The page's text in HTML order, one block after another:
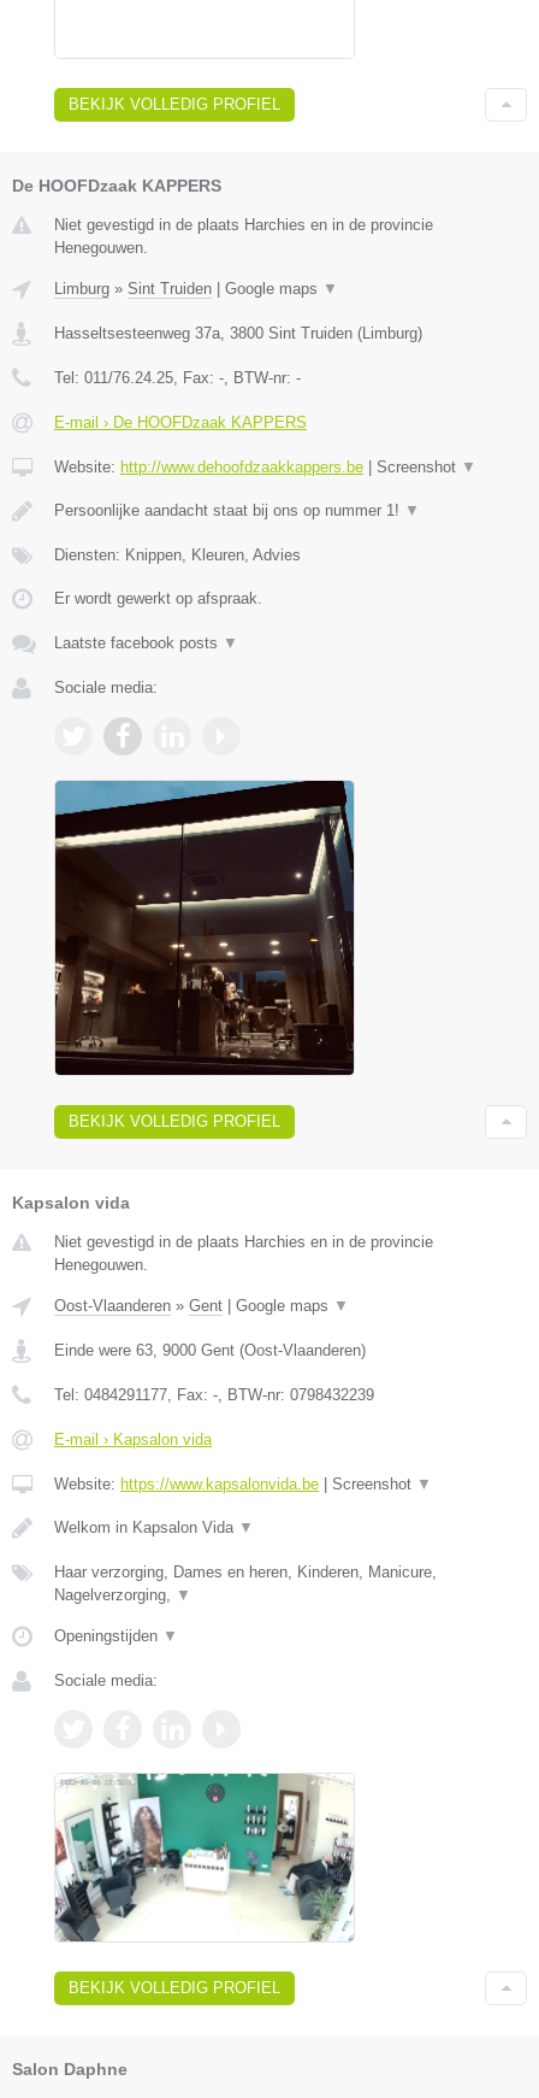
BEKIJK VOLLEDIG PROFIEL
De HOOFDzaak KAPPERS
Niet gevestigd in de plaats Harchies en in de provincie
Henegouwen.
Limburg » Sint Truiden Google maps ▼
Hasseltsesteenweg 37a, 3800 Sint Truiden (Limburg)
Tel: 011/76.24.25, Fax: -, BTW-nr: -
E-mail › De HOOFDzaak KAPPERS
Website: http://www.dehoofdzaakkappers.be Screenshot ▼
Persoonlijke aandacht staat bij ons op nummer 1! ▼
Diensten: Knippen, Kleuren, Advies
Er wordt gewerkt op afspraak.
Laatste facebook posts ▼
Sociale media:
BEKIJK VOLLEDIG PROFIEL
Kapsalon vida
Niet gevestigd in de plaats Harchies en in de provincie
Henegouwen.
Oost-Vlaanderen » Gent Google maps ▼
Einde were 63, 9000 Gent (Oost-Vlaanderen)
Tel: 0484291177, Fax: -, BTW-nr: 0798432239
E-mail › Kapsalon vida
Website: https://www.kapsalonvida.be Screenshot ▼
Welkom in Kapsalon Vida ▼
Haar verzorging, Dames en heren, Kinderen, Manicure,
Nagelverzorging, ▼
Openingstijden ▼
Sociale media:
BEKIJK VOLLEDIG PROFIEL
Salon Daphne